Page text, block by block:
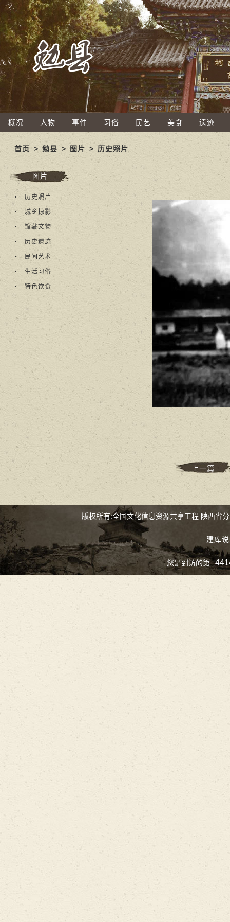
概况 人物 事件 习俗 民艺 美食 遗迹
首页 >勉县 > 图片 > 历史照片
图片
历史照片
城乡掠影
馆藏文物
历史遗迹
民间艺术
生活习俗
特色饮食
上一篇
版权所有:全国文化信息资源共享工程 陕西省
建库
您是到访的第